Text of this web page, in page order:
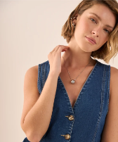
Chaleco Denim con